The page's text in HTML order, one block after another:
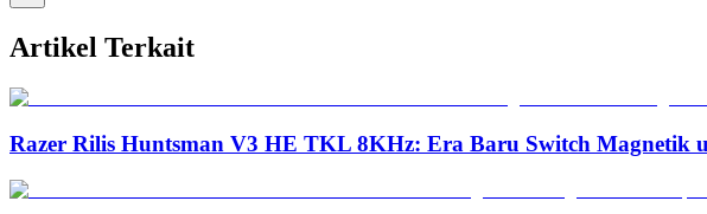
Artikel Terkait
Razer Rilis Huntsman V3 HE TKL 8KHz: Era Baru Switch Magnetik